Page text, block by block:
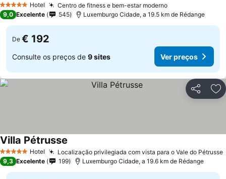
5 Estrelas Hotel Centro de fitness e bem-estar modernoVer preços
9,0 Excelente 545 Luxemburgo Cidade, a 19.5 km de Rédange
De € 192
Consulte os preços de 9 sites Ver preços
Partilhar
5 Estrelas Hotel Localização privilegiada com vista para o Vale do Pétrusse
Villa Pétrusse
9,3 Excelente 199 Luxemburgo Cidade, a 19.6 km de Rédange